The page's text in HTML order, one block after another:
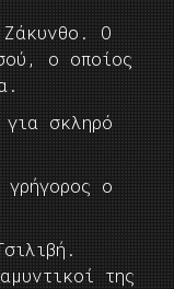
Ζάκυνθο. Ο
ο οποίος
σκληρό
ο
της